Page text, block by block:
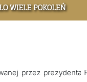
WIELE POKOLEŃ
przez